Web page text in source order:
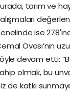
tarım ve
ise
Ovası’nın
devam etti:
olmak, bu
de katkı